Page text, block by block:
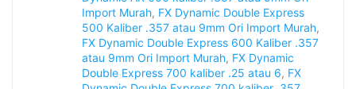
Import Murah, FX Dynamic Double Express
500 Kaliber .357 atau 9mm Ori Import Murah,
FX Dynamic Double Express 600 Kaliber .357
atau 9mm Ori Import Murah, FX Dynamic
Double Express 700 kaliber .25 atau 6, FX